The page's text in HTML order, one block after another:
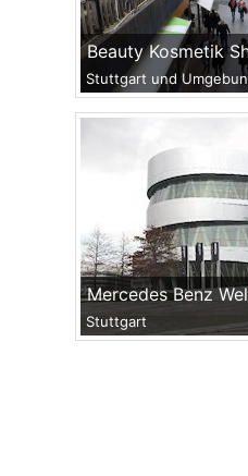
Stuttgart und
Mercedes Benz
Stuttgart